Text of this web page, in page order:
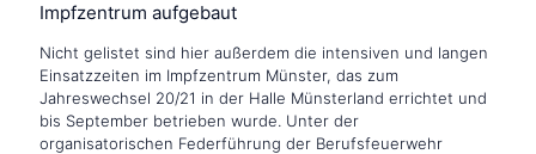
Impfzentrum aufgebaut
Nicht gelistet sind hier außerdem die intensiven und langen
Einsatzzeiten im Impfzentrum Münster, das zum
Jahreswechsel 20/21 in der Halle Münsterland errichtet und
bis September betrieben wurde. Unter der
organisatorischen Federführung der Berufsfeuerwehr